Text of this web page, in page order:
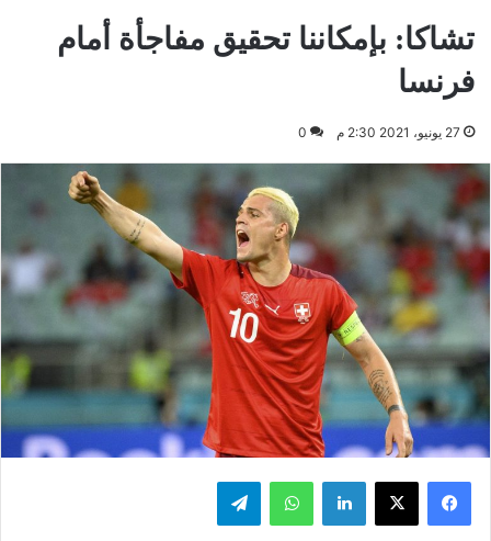
تشاكا: بإمكاننا تحقيق مفاجأة أمام
فرنسا
27 يونيو، 2021 2:30 م 0
فيسبوك ‫X لينكدإن واتساب تيلقرام